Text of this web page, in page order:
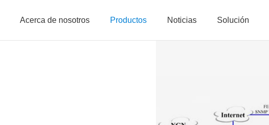
Acerca de nosotros Productos Noticias Solución